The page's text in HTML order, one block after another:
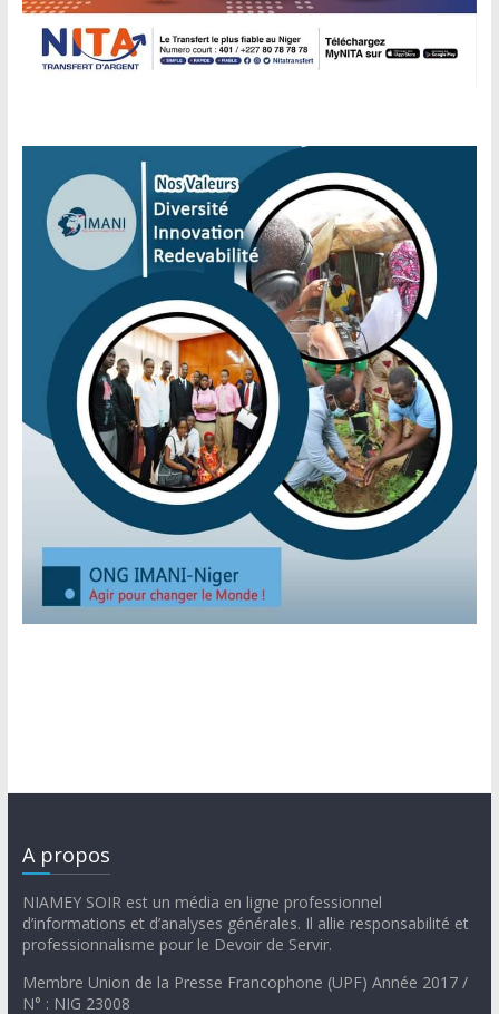
A propos
NIAMEY SOIR est un média en ligne professionnel
d’informations et d’analyses générales. Il allie responsabilité et
professionnalisme pour le Devoir de Servir.
Membre Union de la Presse Francophone (UPF) Année 2017 /
N° : NIG 23008